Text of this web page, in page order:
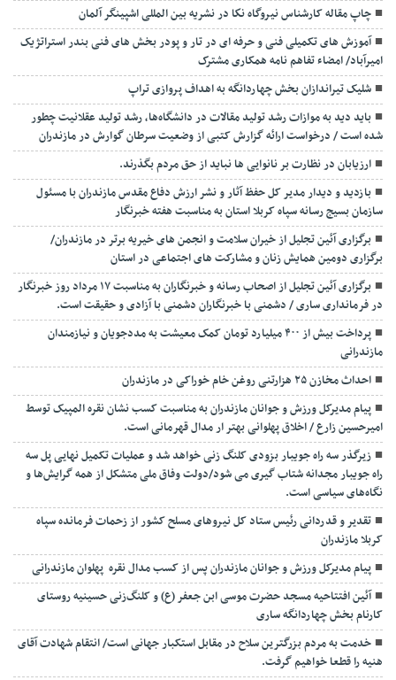
چاپ مقاله کارشناس نيروگاه نكا در نشریه بین المللی اشپینگر آلمان
آموزش های تکمیلی فنی و حرفه ای در تار و پودر بخش های فنی بندر استراتژیک
امیرآباد/ امضاء تفاهم نامه همکاری مشترک
شلیک تیراندازان بخش چهاردانگه به اهداف پروازی تراپ
باید دید به موازات رشد تولید مقالات در دانشگاه‌ها، رشد تولید عقلانیت چطور
شده است / درخواست ارائه گزارش کتبی از وضعیت سرطان گوارش در مازندران
ارزیابان در نظارت بر نانوایی ها نباید از حق مردم بگذرند.
بازدید و دیدار مدیر کل حفظ آثار و نشر ارزش دفاع مقدس مازندران با مسئول
سازمان بسیج رسانه سپاه کربلا استان به مناسبت هفته خبرنگار
برگزاری آئین تجلیل از خیران سلامت و انجمن های خیریه برتر در مازندران/
برگزاری دومین همایش زنان و مشارکت های اجتماعی در استان
برگزاری آئین تجلیل از اصحاب رسانه و خبرنگاران به مناسبت ۱۷ مرداد روز خبرنگار
در فرمانداری ساری / دشمنی با خبرنگاران دشمنی با آزادی و حقیقت است.
پرداخت بیش از ۴۰۰ میلیارد تومان کمک معیشت به مددجویان و نیازمندان
مازندرانی
احداث مخازن ۲۵ هزارتنی روغن خام خوراکی در مازندران
پیام مدیرکل ورزش و جوانان مازندران به مناسبت کسب نشان نقره المپیک توسط
امیرحسین زارع / اخلاق پهلوانی بهتر ار مدال قهرمانی است.
زیرگذر سه راه جویبار بزودی کلنگ زنی خواهد شد و عملیات تکمیل نهایی پل سه
راه جویبار مجدانه شتاب گیری می شود/دولت وفاق ملی متشکل از همه گرایش‌ها و
نگاه‌های سیاسی است.
تقدیر و قدردانی رئیس ستاد کل نیرو‌های مسلح کشور از زحمات فرمانده سپاه
کربلا مازندران
پیام مدیرکل ورزش و جوانان مازندران پس از کسب مدال نقره پهلوان مازندرانی
آئین افتتاحیه مسجد حضرت موسی ابن جعفر (ع) و کلنگ‌زنی حسینیه روستای
کارنام بخش چهاردانگه ساری
خدمت به مردم بزرگترین سلاح در مقابل استکبار جهانی است/ انتقام شهادت آقای
هنیه را قطعا خواهیم گرفت.